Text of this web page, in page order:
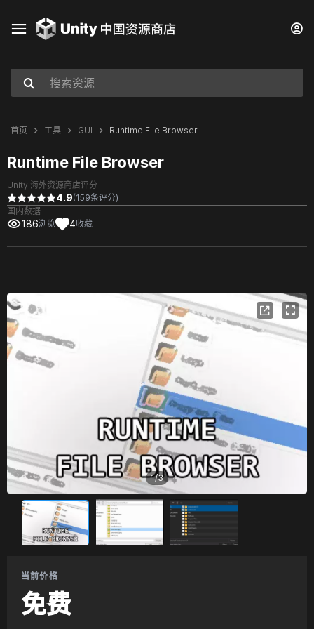
首页 工具 GUI Runtime File Browser
Runtime File Browser
Unity 海外资源商店评分
4.9(159条评分)
国内数据
186浏览 4收藏
1/3
当前价格
免费